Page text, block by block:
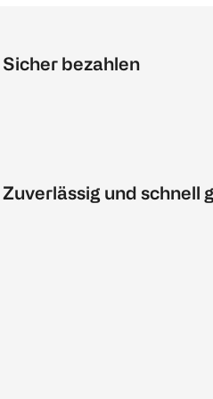
Sicher bezahlen
Zuverlässig und schnell